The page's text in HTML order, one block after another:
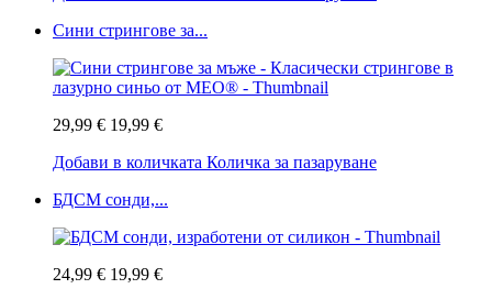
Сини стрингове за...
29,99 € 19,99 €
Добави в количката Количка за пазаруване
БДСМ сонди,...
24,99 € 19,99 €